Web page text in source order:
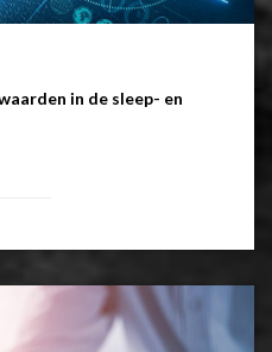
in de sleep- en